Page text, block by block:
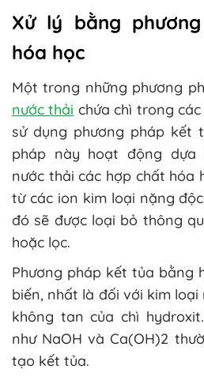
Xử lý bằng
hóa học
Một trong những phương
nước thải chứa chì trong
sử dụng phương pháp kết
pháp này hoạt động
nước thải các hợp chất hóa
từ các ion kim loại nặng
đó sẽ được loại bỏ thông
hoặc lọc.
Phương pháp kết tủa bằng
biến, nhất là đối với kim
không tan của chì
như NaOH và Ca(OH)2
tạo kết tủa.